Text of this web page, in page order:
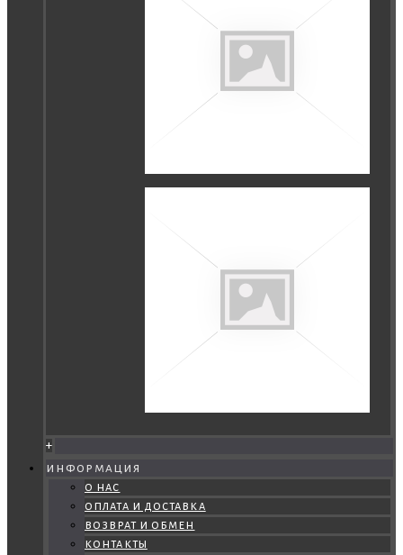
+
информация
о нас
оплата и доставка
возврат и обмен
контакты